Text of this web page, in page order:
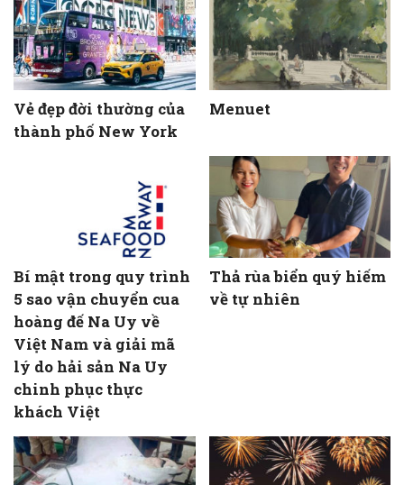
Vẻ đẹp đời thường của
thành phố New York
Menuet
Bí mật trong quy trình
5 sao vận chuyển cua
hoàng đế Na Uy về
Việt Nam và giải mã
lý do hải sản Na Uy
chinh phục thực
khách Việt
Thả rùa biển quý hiếm
về tự nhiên